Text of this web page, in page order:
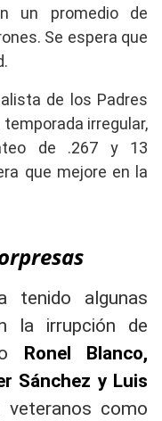
un promedio de
Se espera que
de los Padres
irregular,
de .267 y 13
que mejore en la
tenido algunas
la irrupción de
Ronel Blanco,
Sánchez y Luis
como